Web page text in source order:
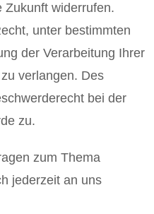
Zukunft widerrufen.
unter bestimmten
der Verarbeitung Ihrer
verlangen. Des
bei der
zu.
zum Thema
jederzeit an uns